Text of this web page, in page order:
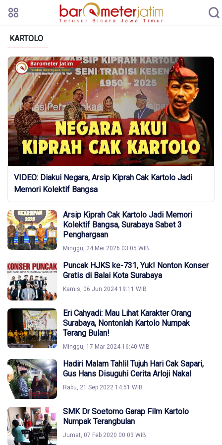
KARTOLO
VIDEO: Diakui Negara, Arsip Kiprah Cak Kartolo Jadi
Memori Kolektif Bangsa
Arsip Kiprah Cak Kartolo Jadi Memori
Kolektif Bangsa, Surabaya Sabet 3
Penghargaan
Minggu, 24 Mei 2026 03:05 WIB
Puncak HJKS ke-731, Yuk! Nonton Konser
Gratis di Balai Kota Surabaya
Kamis, 06 Jun 2024 19:11 WIB
Eri Cahyadi: Mau Lihat Karakter Orang
Surabaya, Nontonlah Kartolo Numpak
Terang Bulan!
Minggu, 17 Mar 2024 16:40 WIB
Hadiri Malam Tahlil Tujuh Hari Cak Sapari,
Gus Hans Disuguhi Cerita Arloji Nakal
Rabu, 21 Sep 2022 14:51 WIB
SMK Dr Soetomo Garap Film Kartolo
Numpak Terangbulan
Jumat, 07 Feb 2020 00:03 WIB